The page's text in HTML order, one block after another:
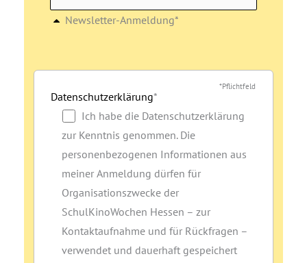
Newsletter-Anmeldung*
*Pflichtfeld
Datenschutzerklärung*
Ich habe die Datenschutzerklärung
zur Kenntnis genommen. Die
personenbezogenen Informationen aus
meiner Anmeldung dürfen für
Organisationszwecke der
SchulKinoWochen Hessen – zur
Kontaktaufnahme und für Rückfragen –
verwendet und dauerhaft gespeichert